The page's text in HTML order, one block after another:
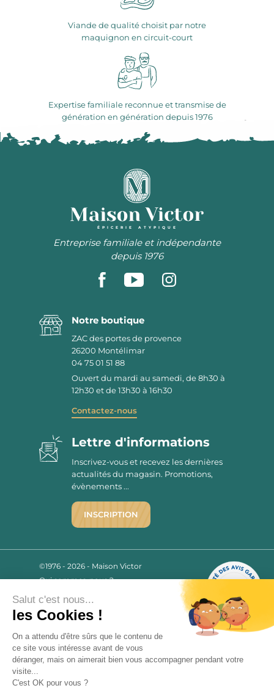
Viande de qualité choisit par notre
maquignon en circuit-court
Expertise familiale reconnue et transmise de
génération en génération depuis 1976
ÉPICERIE ATYPIQUE
Entreprise familiale et indépendante
depuis 1976
Notre boutique
ZAC des portes de provence
26200 Montélimar
04 75 01 51 88
Ouvert du mardi au samedi, de 8h30 à
12h30 et de 13h30 à 16h30
Contactez-nous
2779 AVIS
9.7
Lettre d'informations
Inscrivez-vous et recevez les dernières
actualités du magasin. Promotions,
évènements ...
INSCRIPTION
©1976 - 2026 - Maison Victor
Qui sommes-nous ?
Mentions légales
C.G.V.
Politique de confidentialité
FAQ
Livraisons
Salut c'est nous...
les Cookies !
On a attendu d'être sûrs que le contenu de
ce site vous intéresse avant de vous
déranger, mais on aimerait bien vous accompagner pendant votre
visite...
C'est OK pour vous ?